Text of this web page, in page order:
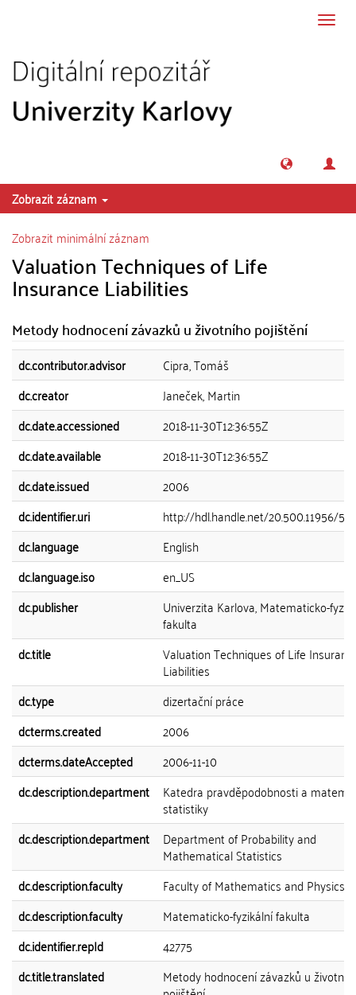
Zobrazit záznam
Zobrazit minimální záznam
Valuation Techniques of Life
Insurance Liabilities
Metody hodnocení závazků u životního pojištění
dc.contributor.advisor
Cipra, Tomáš
dc.creator
Janeček, Martin
dc.date.accessioned
2018-11-30T12:36:55Z
dc.date.available
2018-11-30T12:36:55Z
dc.date.issued
2006
dc.identifier.uri
http://hdl.handle.net/20.500.11956/
dc.language
English
dc.language.iso
en_US
dc.publisher
Univerzita Karlova, Matematicko-
fakulta
dc.title
Valuation Techniques of Life
Liabilities
dc.type
dizertační práce
dcterms.created
2006
dcterms.dateAccepted
2006-11-10
dc.description.department
Katedra pravděpodobnosti a
statistiky
dc.description.department
Department of Probability and
Mathematical Statistics
dc.description.faculty
Faculty of Mathematics and Physics
dc.description.faculty
Matematicko-fyzikální fakulta
dc.identifier.repId
42775
dc.title.translated
Metody hodnocení závazků u